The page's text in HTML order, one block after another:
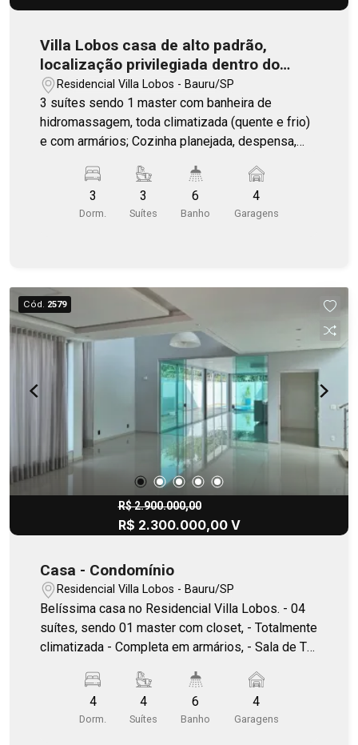
Villa Lobos casa de alto padrão,
localização privilegiada dentro do
condomínio
Residencial Villa Lobos - Bauru/SP
3 suítes sendo 1 master com banheira de
hidromassagem, toda climatizada (quente e frio)
e com armários; Cozinha planejada, despensa,
Espaço gourmet completo, piscina aquecida com
borda térmica, acabamento em mármore e
granito, hidromassagem, ilha e bar molhado,
3
Dorm.
3
Suítes
6
Banho
4
Garagens
Cód. 2579
R$ 2.900.000,00
R$ 2.300.000,00 V
Casa - Condomínio
Residencial Villa Lobos - Bauru/SP
Belíssima casa no Residencial Villa Lobos. - 04
suítes, sendo 01 master com closet, - Totalmente
climatizada - Completa em armários, - Sala de TV,
Lavabo, - Escritório, - Varanda, - Área gourmet, -
garagens cobertas, - Quintal com paisagismo.
4
Dorm.
4
Suítes
6
Banho
4
Garagens